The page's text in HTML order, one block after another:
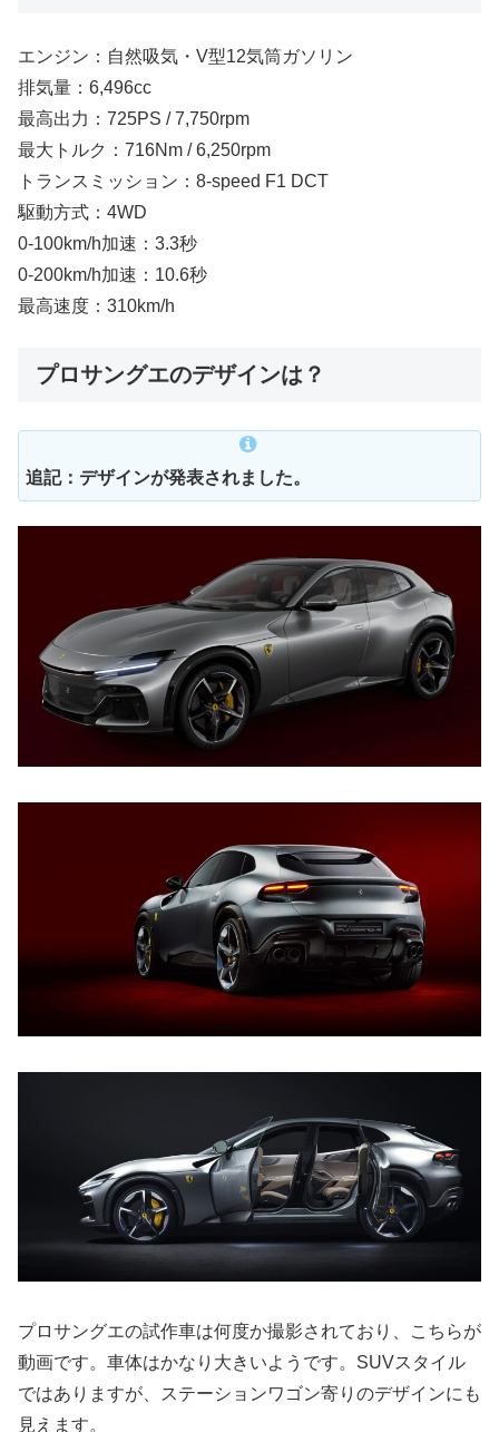
エンジン：自然吸気・V型12気筒ガソリン
排気量：6,496cc
最高出力：725PS / 7,750rpm
最大トルク：716Nm / 6,250rpm
トランスミッション：8-speed F1 DCT
駆動方式：4WD
0-100km/h加速：3.3秒
0-200km/h加速：10.6秒
最高速度：310km/h
プロサングエのデザインは？
追記：デザインが発表されました。
プロサングエの試作車は何度か撮影されており、こちらが
動画です。車体はかなり大きいようです。SUVスタイル
ではありますが、ステーションワゴン寄りのデザインにも
見えます。